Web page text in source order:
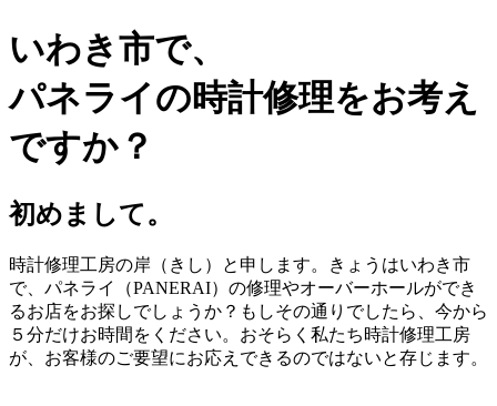
いわき市で、
パネライの時計修理をお考え
ですか？
初めまして。
時計修理工房の岸（きし）と申します。きょうはいわき市
で、パネライ（PANERAI）の修理やオーバーホールができ
るお店をお探しでしょうか？もしその通りでしたら、今から
５分だけお時間をください。おそらく私たち時計修理工房
が、お客様のご要望にお応えできるのではないと存じます。